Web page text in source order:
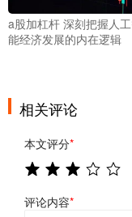
a股加杠杆 深刻把握人
能经济发展的内在逻辑
相关评论
本文评分*
评论内容*